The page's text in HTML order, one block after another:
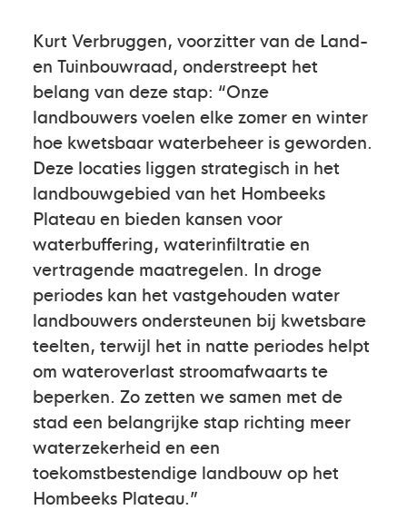
Kurt Verbruggen, voorzitter van de Land-
en Tuinbouwraad, onderstreept het
belang van deze stap: “Onze
landbouwers voelen elke zomer en winter
hoe kwetsbaar waterbeheer is geworden.
Deze locaties liggen strategisch in het
landbouwgebied van het Hombeeks
Plateau en bieden kansen voor
waterbuffering, waterinfiltratie en
vertragende maatregelen. In droge
periodes kan het vastgehouden water
landbouwers ondersteunen bij kwetsbare
teelten, terwijl het in natte periodes helpt
om wateroverlast stroomafwaarts te
beperken. Zo zetten we samen met de
stad een belangrijke stap richting meer
waterzekerheid en een
toekomstbestendige landbouw op het
Hombeeks Plateau.”